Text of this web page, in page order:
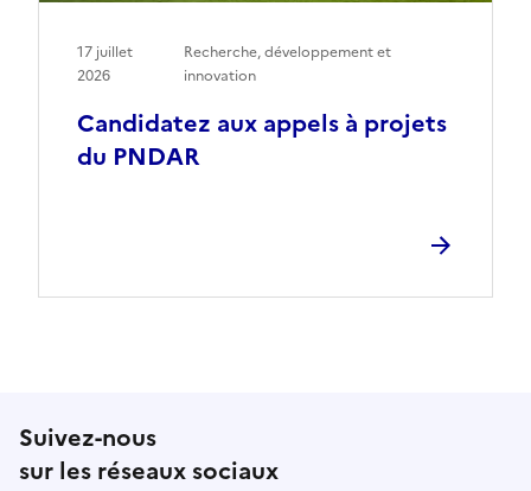
Candidatez aux appels à projets
du PNDAR
17 juillet
2026
Recherche, développement et
innovation
Suivez-nous
sur les réseaux sociaux